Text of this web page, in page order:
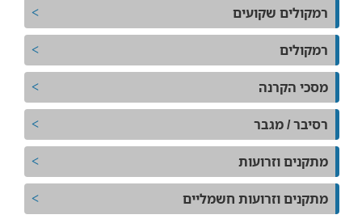
רמקולים שקועים
רמקולים
מסכי הקרנה
רסיבר / מגבר
מתקנים וזרועות
מתקנים וזרועות חשמליים